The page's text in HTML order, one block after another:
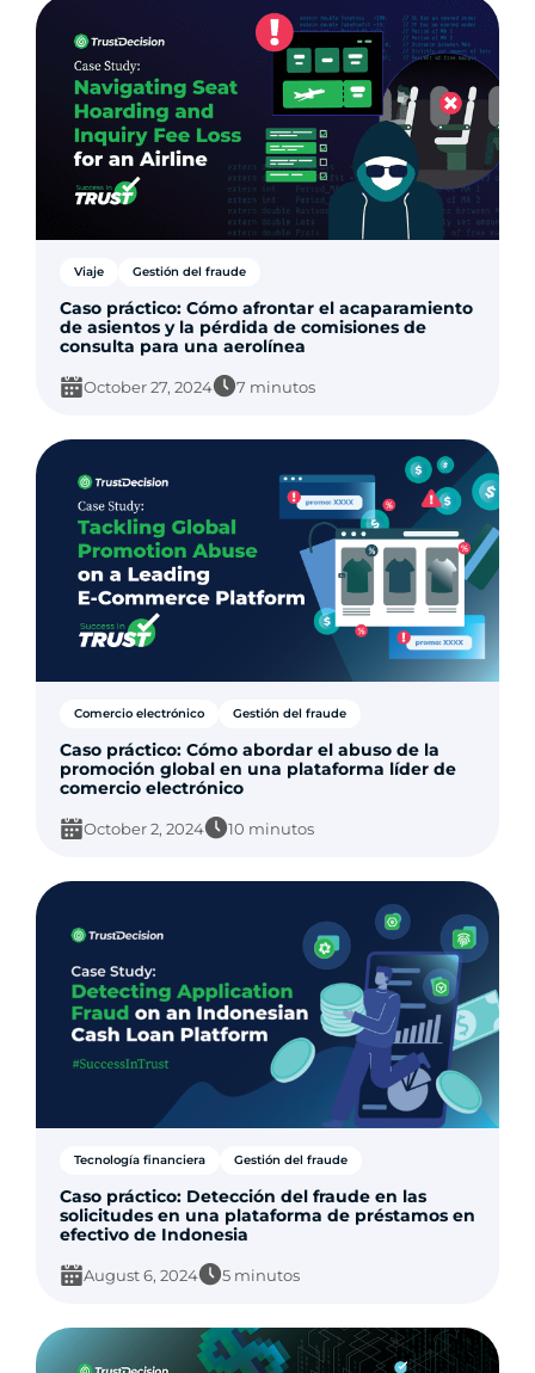
Viaje Gestión del fraude
Caso práctico: Cómo afrontar el acaparamiento
de asientos y la pérdida de comisiones de
consulta para una aerolínea
October 27, 2024 7 minutos
Comercio electrónico Gestión del fraude
Caso práctico: Cómo abordar el abuso de la
promoción global en una plataforma líder de
comercio electrónico
October 2, 2024 10 minutos
Tecnología financiera Gestión del fraude
Caso práctico: Detección del fraude en las
solicitudes en una plataforma de préstamos en
efectivo de Indonesia
August 6, 2024 5 minutos